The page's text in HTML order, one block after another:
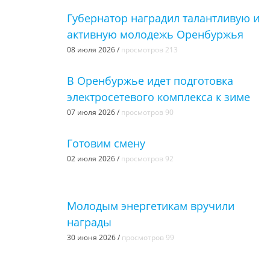
Губернатор наградил талантливую и
активную молодежь Оренбуржья
08 июля 2026 / просмотров 213
В Оренбуржье идет подготовка
электросетевого комплекса к зиме
07 июля 2026 / просмотров 90
Готовим смену
02 июля 2026 / просмотров 92
Молодым энергетикам вручили
награды
30 июня 2026 / просмотров 99